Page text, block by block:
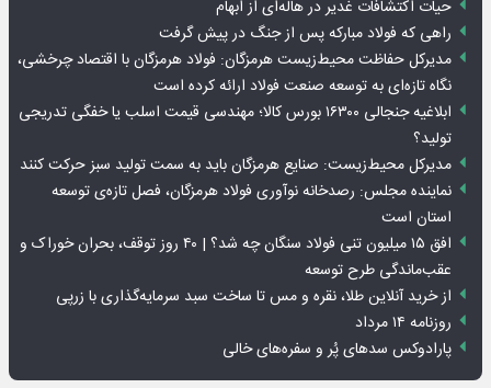
حیات اکتشافات غدیر در هاله‌ای از ابهام
راهی که فولاد مبارکه پس از جنگ در پیش گرفت
مدیرکل حفاظت محیط‌زیست هرمزگان: فولاد هرمزگان با اقتصاد چرخشی،
نگاه تازه‌ای به توسعه صنعت فولاد ارائه کرده است
ابلاغیه جنجالی ۱۶۳۰۰ بورس کالا؛ مهندسی قیمت اسلب یا خفگی تدریجی
تولید؟
مدیرکل محیط‌زیست: صنایع هرمزگان باید به سمت تولید سبز حرکت کنند
نماینده مجلس: رصدخانه نوآوری فولاد هرمزگان، فصل تازه‌ی توسعه
استان است
افق ۱۵ میلیون تنی فولاد سنگان چه شد؟ | ۴۰ روز توقف، بحران خوراک و
عقب‌ماندگی طرح توسعه
از خرید آنلاین طلا، نقره و مس تا ساخت سبد سرمایه‌گذاری با زرپی
روزنامه ۱۴ مرداد
پارادوکس سدهای پُر و سفره‌های خالی